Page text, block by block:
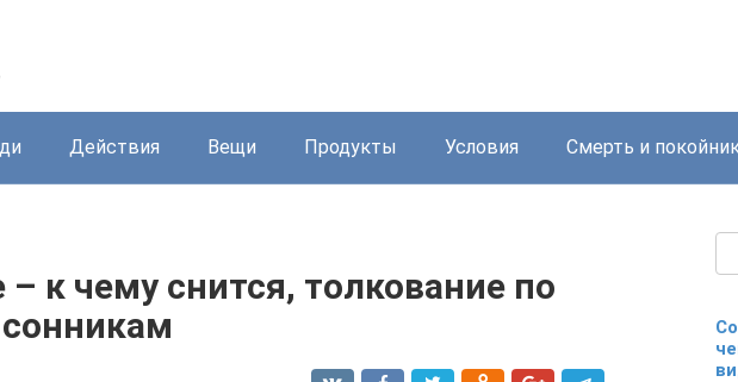
Действия Вещи Продукты Условия Смерть и
к чему снится, толкование по